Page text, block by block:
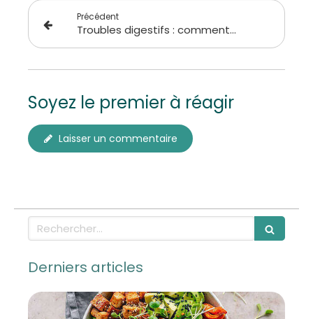
Précédent
Troubles digestifs : comment manger sans souffrir (et sans supprimer tous les plaisirs) ?
Soyez le premier à réagir
Laisser un commentaire
Rechercher
Derniers articles